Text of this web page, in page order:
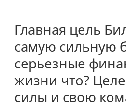
Главная цель
самую сильную
серьезные
жизни что?
силы и свою